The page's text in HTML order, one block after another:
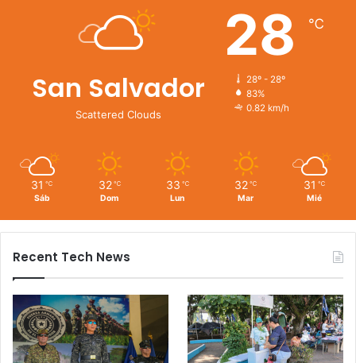
San Salvador
Scattered Clouds
28 ℃
28º - 28º
83%
0.82 km/h
31 ℃
Sáb
32 ℃
Dom
33 ℃
Lun
32 ℃
Mar
31 ℃
Mié
Recent Tech News